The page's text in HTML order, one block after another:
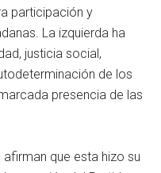
participación y
La izquierda ha
justicia social,
de los
presencia de las
que esta hizo su